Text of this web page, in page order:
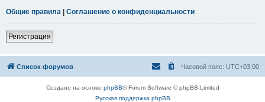
Общие правила | Соглашение о конфиденциальности
Регистрация
Список форумов Часовой пояс: UTC+03:00
Создано на основе phpBB® Forum Software © phpBB Limited
Русская поддержка phpBB